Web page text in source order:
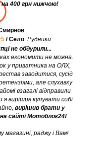
не обдурили...
економити не можна.
у приватника на ОЛХ,
заводитися, сусід
але слухавку
взагалі відправили
я вирішив купувати собі
вирішив брати у
сайті Мотоблок24!
магазині, раджу і Вам!
/ Село: Рудники
на 400 грн нижчою!